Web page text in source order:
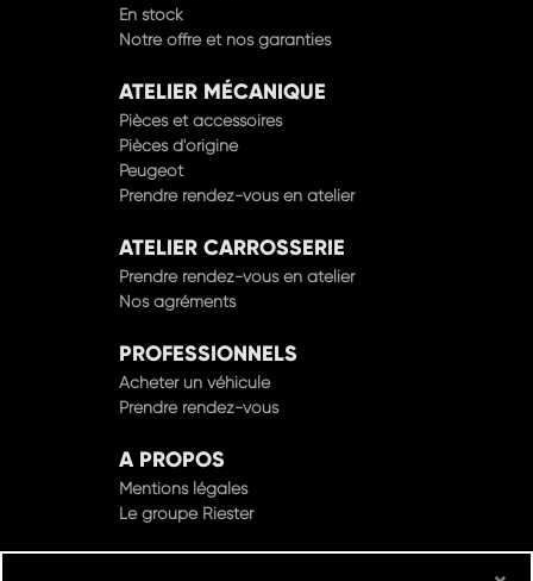
En stock
Notre offre et nos garanties
ATELIER MÉCANIQUE
Pièces et accessoires
Pièces d'origine
Peugeot
Prendre rendez-vous en atelier
ATELIER CARROSSERIE
Prendre rendez-vous en atelier
Nos agréments
PROFESSIONNELS
Acheter un véhicule
Prendre rendez-vous
A PROPOS
Mentions légales
Le groupe Riester